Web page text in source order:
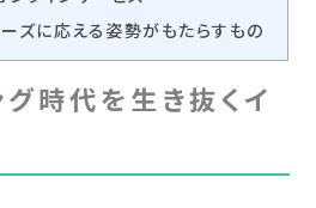
ズに応える姿勢がもたらすもの
時代を生き抜くイ